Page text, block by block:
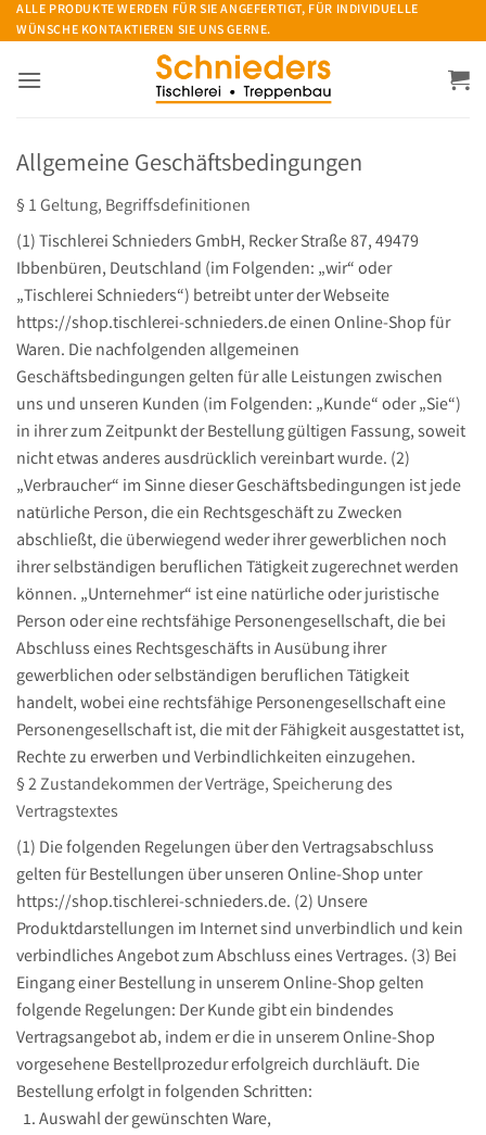
Zum
Inhalt
springen
ALLE PRODUKTE WERDEN FÜR SIE ANGEFERTIGT, FÜR INDIVIDUELLE
WÜNSCHE KONTAKTIEREN SIE UNS GERNE.
Allgemeine Geschäftsbedingungen
§ 1 Geltung, Begriffsdefinitionen
(1) Tischlerei Schnieders GmbH, Recker Straße 87, 49479
Ibbenbüren, Deutschland (im Folgenden: „wir“ oder
„Tischlerei Schnieders“) betreibt unter der Webseite
https://shop.tischlerei-schnieders.de einen Online-Shop für
Waren. Die nachfolgenden allgemeinen
Geschäftsbedingungen gelten für alle Leistungen zwischen
uns und unseren Kunden (im Folgenden: „Kunde“ oder „Sie“)
in ihrer zum Zeitpunkt der Bestellung gültigen Fassung, soweit
nicht etwas anderes ausdrücklich vereinbart wurde. (2)
„Verbraucher“ im Sinne dieser Geschäftsbedingungen ist jede
natürliche Person, die ein Rechtsgeschäft zu Zwecken
abschließt, die überwiegend weder ihrer gewerblichen noch
ihrer selbständigen beruflichen Tätigkeit zugerechnet werden
können. „Unternehmer“ ist eine natürliche oder juristische
Person oder eine rechtsfähige Personengesellschaft, die bei
Abschluss eines Rechtsgeschäfts in Ausübung ihrer
gewerblichen oder selbständigen beruflichen Tätigkeit
handelt, wobei eine rechtsfähige Personengesellschaft eine
Personengesellschaft ist, die mit der Fähigkeit ausgestattet ist,
Rechte zu erwerben und Verbindlichkeiten einzugehen.
§ 2 Zustandekommen der Verträge, Speicherung des
Vertragstextes
(1) Die folgenden Regelungen über den Vertragsabschluss
gelten für Bestellungen über unseren Online-Shop unter
https://shop.tischlerei-schnieders.de. (2) Unsere
Produktdarstellungen im Internet sind unverbindlich und kein
verbindliches Angebot zum Abschluss eines Vertrages. (3) Bei
Eingang einer Bestellung in unserem Online-Shop gelten
folgende Regelungen: Der Kunde gibt ein bindendes
Vertragsangebot ab, indem er die in unserem Online-Shop
vorgesehene Bestellprozedur erfolgreich durchläuft. Die
Bestellung erfolgt in folgenden Schritten:
Auswahl der gewünschten Ware,